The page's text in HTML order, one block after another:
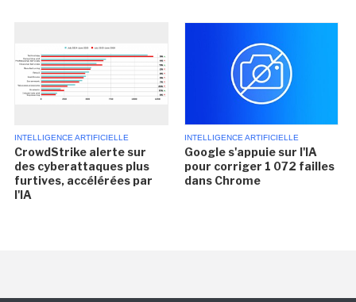
INTELLIGENCE ARTIFICIELLE
CrowdStrike alerte sur
des cyberattaques plus
furtives, accélérées par
l'IA
INTELLIGENCE ARTIFICIELLE
Google s'appuie sur l'IA
pour corriger 1 072 failles
dans Chrome